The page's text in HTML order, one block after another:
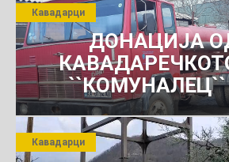
ДОНАЦИЈА
РОСОМАНСКОТО
КОМУНАЛНО
Кавадарци
Кавадарци